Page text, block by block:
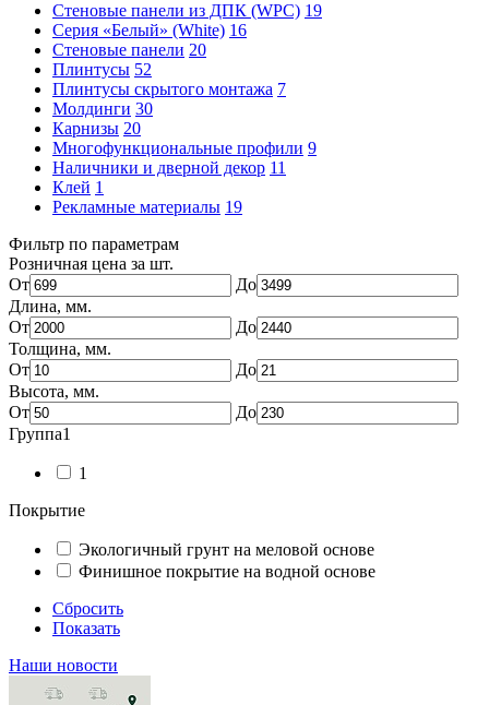
Стеновые панели из ДПК (WPC) 19
Серия «Белый» (White) 16
Стеновые панели 20
Плинтусы 52
Плинтусы скрытого монтажа 7
Молдинги 30
Карнизы 20
Многофункциональные профили 9
Наличники и дверной декор 11
Клей 1
Рекламные материалы 19
Фильтр по параметрам
Розничная цена за шт.
От
До
Длина, мм.
От
До
Толщина, мм.
От
До
Высота, мм.
От
До
Группа1
1
Покрытие
Экологичный грунт на меловой основе
Финишное покрытие на водной основе
Сбросить
Показать
Наши новости